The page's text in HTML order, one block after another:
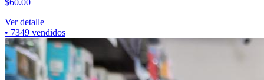
Ver detalle
• 7349 vendidos